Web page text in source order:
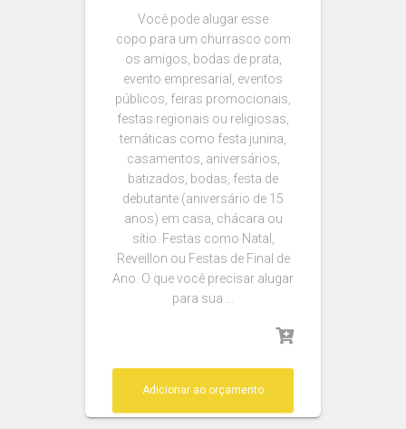
Você pode alugar esse
copo para um churrasco com
os amigos, bodas de prata,
evento empresarial, eventos
públicos, feiras promocionais,
festas regionais ou religiosas,
temáticas como festa junina,
casamentos, aniversários,
batizados, bodas, festa de
debutante (aniversário de 15
anos) em casa, chácara ou
sítio. Festas como Natal,
Reveillon ou Festas de Final de
Ano. O que você precisar alugar
para sua …
Adicionar ao orçamento